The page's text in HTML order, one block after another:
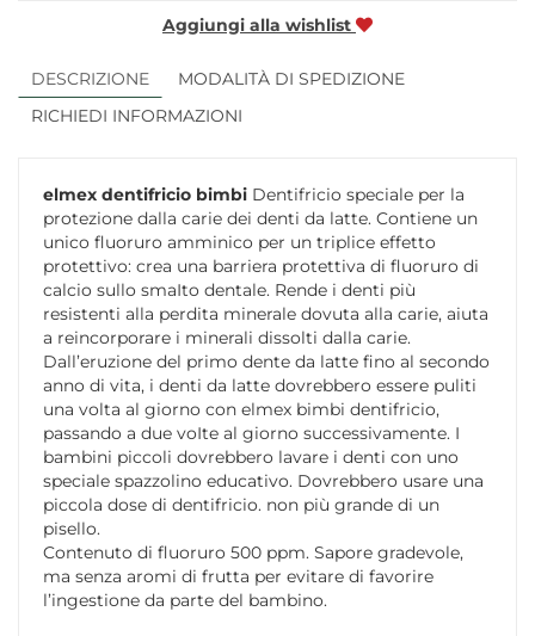
Aggiungi alla wishlist
DESCRIZIONE
MODALITÀ DI SPEDIZIONE
RICHIEDI INFORMAZIONI
elmex dentifricio bimbi Dentifricio speciale per la
protezione dalla carie dei denti da latte. Contiene un
unico fluoruro amminico per un triplice effetto
protettivo: crea una barriera protettiva di fluoruro di
calcio sullo smaIto dentale. Rende i denti più
resistenti alla perdita minerale dovuta alla carie, aiuta
a reincorporare i minerali dissolti dalla carie.
Dall’eruzione del primo dente da latte fino al secondo
anno di vita, i denti da latte dovrebbero essere puliti
una volta al giorno con elmex bimbi dentifricio,
passando a due voIte al giorno successivamente. I
bambini piccoli dovrebbero lavare i denti con uno
speciale spazzolino educativo. Dovrebbero usare una
piccola dose di dentifricio. non più grande di un
pisello.
Contenuto di fluoruro 500 ppm. Sapore gradevole,
ma senza aromi di frutta per evitare di favorire
l’ingestione da parte del bambino.